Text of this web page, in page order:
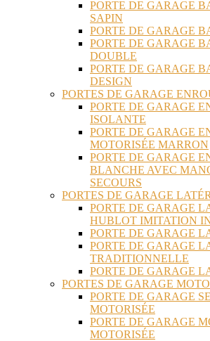
PORTE DE GARAGE
SAPIN
PORTE DE GARAGE
PORTE DE GARAGE
DOUBLE
PORTE DE GARAGE
DESIGN
PORTES DE GARAGE
PORTE DE GARAGE
ISOLANTE
PORTE DE GARAGE
MOTORISÉE MARRON
PORTE DE GARAGE
BLANCHE AVEC
SECOURS
PORTES DE GARAGE
PORTE DE GARAGE
HUBLOT IMITATION
PORTE DE GARAGE
PORTE DE GARAGE
TRADITIONNELLE
PORTE DE GARAGE
PORTES DE GARAGE
PORTE DE GARAGE
MOTORISÉE
PORTE DE GARAGE
MOTORISÉE